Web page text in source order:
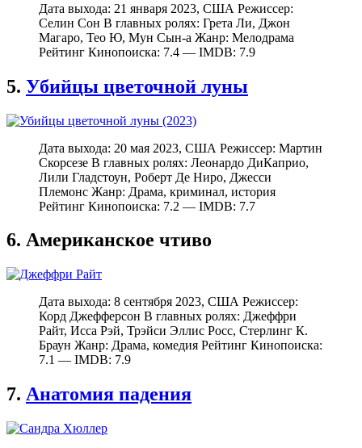
Дата выхода: 21 января 2023, США Режиссер:
Селин Сон В главных ролях: Грета Ли, Джон
Магаро, Тео Ю, Мун Сын-а Жанр: Мелодрама
Рейтинг Кинопоиска: 7.4 — IMDB: 7.9
5. Убийцы цветочной луны
Дата выхода: 20 мая 2023, США Режиссер: Мартин
Скорсезе В главных ролях: Леонардо ДиКаприо,
Лили Гладстоун, Роберт Де Ниро, Джесси
Племонс Жанр: Драма, криминал, история
Рейтинг Кинопоиска: 7.2 — IMDB: 7.7
6. Американское чтиво
Дата выхода: 8 сентября 2023, США Режиссер:
Корд Джефферсон В главных ролях: Джеффри
Райт, Исса Рэй, Трэйси Эллис Росс, Стерлинг К.
Браун Жанр: Драма, комедия Рейтинг Кинопоиска:
7.1 — IMDB: 7.9
7. Анатомия падения